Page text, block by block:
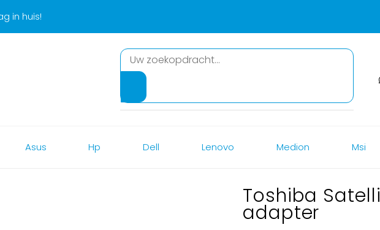
in huis!
Asus Hp Dell Lenovo Medion Msi
Toshiba
adapter